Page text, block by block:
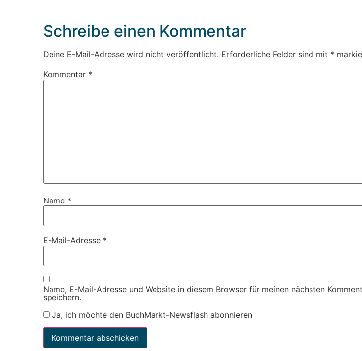
Schreibe einen Kommentar
Deine E-Mail-Adresse wird nicht veröffentlicht. Erforderliche Felder sind mit *
Kommentar *
Name *
E-Mail-Adresse *
Name, E-Mail-Adresse und Website in diesem Browser für meinen nächsten
speichern.
Ja, ich möchte den BuchMarkt-Newsflash abonnieren